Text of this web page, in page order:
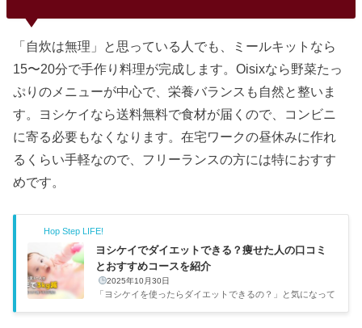
「自炊は無理」と思っている人でも、ミールキットなら
15〜20分で手作り料理が完成します。Oisixなら野菜たっ
ぷりのメニューが中心で、栄養バランスも自然と整いま
す。ヨシケイなら送料無料で食材が届くので、コンビニ
に寄る必要もなくなります。在宅ワークの昼休みに作れ
るくらい手軽なので、フリーランスの方には特におすす
めです。
Hop Step LIFE!
ヨシケイでダイエットできる？痩せた人の口コミ
とおすすめコースを紹介
2025年10月30日
「ヨシケイを使ったらダイエットできるの？」と気になって